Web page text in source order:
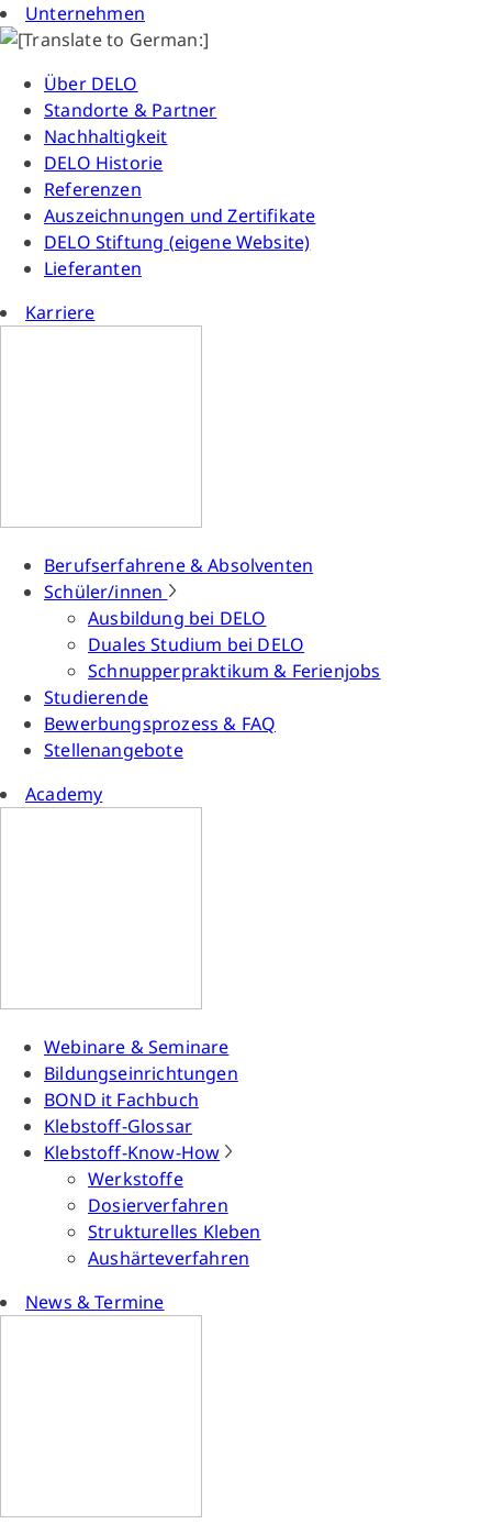
Unternehmen
Über DELO
Standorte & Partner
Nachhaltigkeit
DELO Historie
Referenzen
Auszeichnungen und Zertifikate
DELO Stiftung (eigene Website)
Lieferanten
Karriere
Berufserfahrene & Absolventen
Schüler/innen
Ausbildung bei DELO
Duales Studium bei DELO
Schnupperpraktikum & Ferienjobs
Studierende
Bewerbungsprozess & FAQ
Stellenangebote
Academy
Webinare & Seminare
Bildungseinrichtungen
BOND it Fachbuch
Klebstoff-Glossar
Klebstoff-Know-How
Werkstoffe
Dosierverfahren
Strukturelles Kleben
Aushärteverfahren
News & Termine